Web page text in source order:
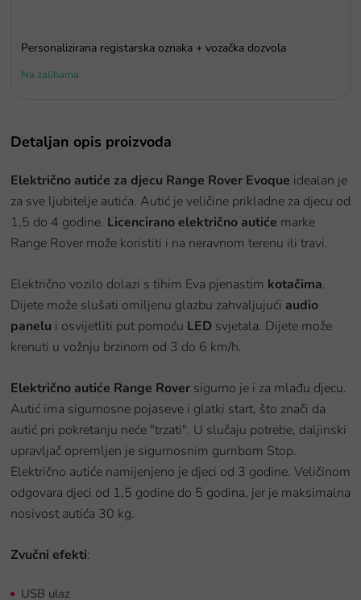
Personalizirana registarska oznaka + vozačka dozvola
Na zalihama
Detaljan opis proizvoda
Električno autiće za djecu Range Rover Evoque idealan je
za sve ljubitelje autića. Autić je veličine prikladne za djecu od
1,5 do 4 godine. Licencirano električno autiće marke
Range Rover može koristiti i na neravnom terenu ili travi.
Električno vozilo dolazi s tihim Eva pjenastim kotačima.
Dijete može slušati omiljenu glazbu zahvaljujući audio
panelu i osvijetliti put pomoću LED svjetala. Dijete može
krenuti u vožnju brzinom od 3 do 6 km/h.
Električno autiće Range Rover sigurno je i za mlađu djecu.
Autić ima sigurnosne pojaseve i glatki start, što znači da
autić pri pokretanju neće "trzati". U slučaju potrebe, daljinski
upravljač opremljen je sigurnosnim gumbom Stop.
Električno autiće namijenjeno je djeci od 3 godine. Veličinom
odgovara djeci od 1,5 godine do 5 godina, jer je maksimalna
nosivost autića 30 kg.
Zvučni efekti:
USB ulaz